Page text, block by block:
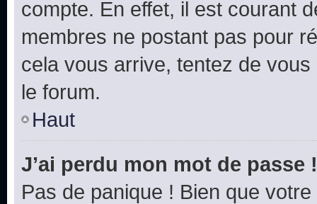
compte. En effet, il est courant
membres ne postant pas pour
cela vous arrive, tentez de
le forum.
Haut
J’ai perdu mon mot de passe !
Pas de panique ! Bien que